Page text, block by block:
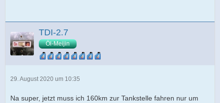
TDI-2.7
Öl-Meijin
29. August 2020 um 10:35
Na super, jetzt muss ich 160km zur Tankstelle fahren nur um